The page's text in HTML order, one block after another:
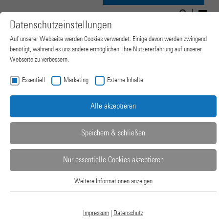
Suchformular
Suchen
Navigation
SONDERLÖSUNGEN
LABORPRESSEN FÜR SPEZIELLE
Datenschutzeinstellungen
Auf unserer Webseite werden Cookies verwendet. Einige davon werden zwingend
benötigt, während es uns andere ermöglichen, Ihre Nutzererfahrung auf unserer
Webseite zu verbessern.
Essentiell Marketing Externe Inhalte
Alle akzeptieren
Speichern & schließen
Nur essentielle Cookies akzeptieren
Dadurch ist gewährleistet, dass die Webseite einwandfrei funktioniert.
Weitere Informationen anzeigen
Impressum Datenschutz